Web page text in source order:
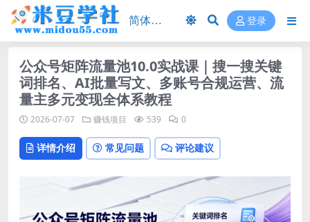
登录
公众号矩阵流量池10.0实战课｜搜一搜关键
词排名、AI批量写文、多账号合规运营、流
量主多元变现全体系教程
2026-07-07 赚钱项目 539 0
详情介绍 常见问题 评论建议